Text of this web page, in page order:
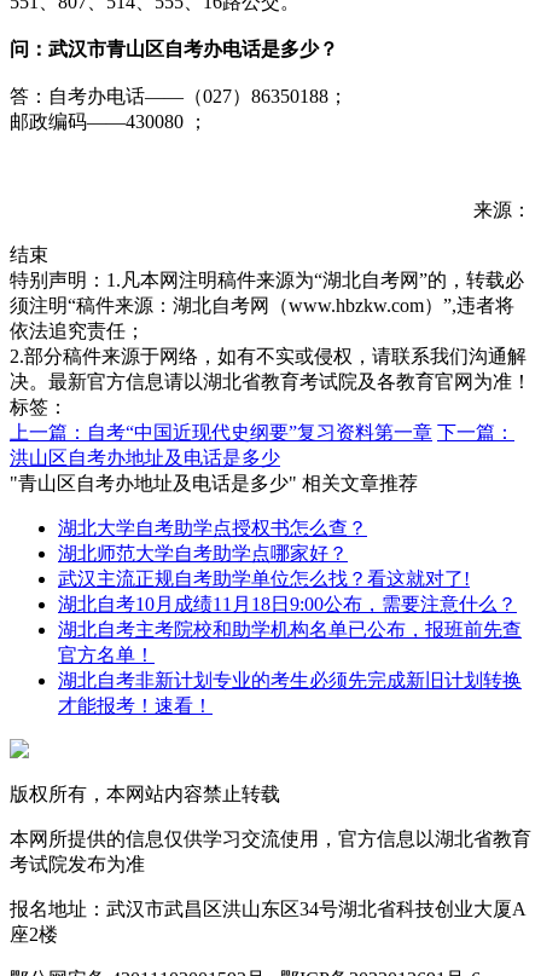
问： 武汉市青山区自考办电话是多少？
答：自考办电话——（027）86350188；
邮政编码——430080 ；
来源：
结束
特别声明：1.凡本网注明稿件来源为“湖北自考网”的，转载必
须注明“稿件来源：湖北自考网（www.hbzkw.com）”,违者将
依法追究责任；
2.部分稿件来源于网络，如有不实或侵权，请联系我们沟通解
决。最新官方信息请以湖北省教育考试院及各教育官网为准！
标签：
上一篇：自考“中国近现代史纲要”复习资料第一章 下一篇：
洪山区自考办地址及电话是多少
"青山区自考办地址及电话是多少" 相关文章推荐
湖北大学自考助学点授权书怎么查？
湖北师范大学自考助学点哪家好？
武汉主流正规自考助学单位怎么找？看这就对了!
湖北自考10月成绩11月18日9:00公布，需要注意什么？
湖北自考主考院校和助学机构名单已公布，报班前先查
官方名单！
湖北自考非新计划专业的考生必须先完成新旧计划转换
才能报考！速看！
版权所有，本网站内容禁止转载
本网所提供的信息仅供学习交流使用，官方信息以湖北省教育
考试院发布为准
报名地址：武汉市武昌区洪山东区34号湖北省科技创业大厦A
座2楼